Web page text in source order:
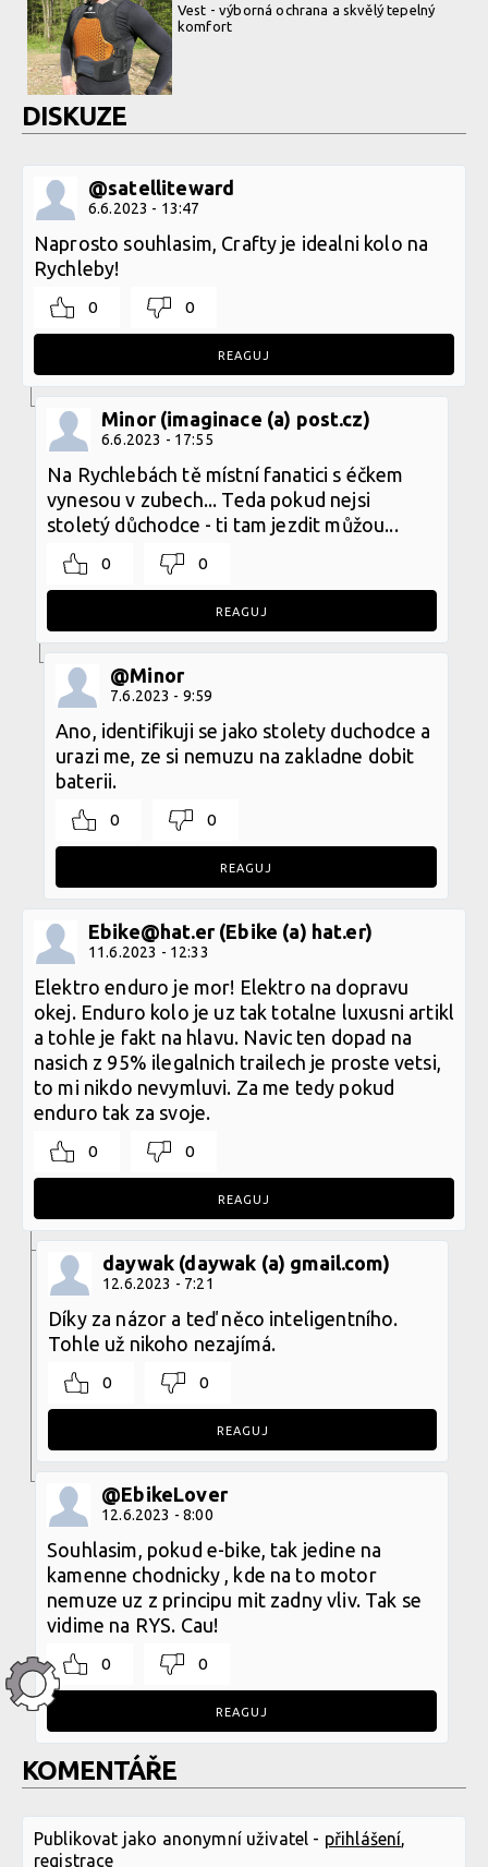
Vest - výborná ochrana a skvělý tepelný
komfort
DISKUZE
@satelliteward
6.6.2023 - 13:47
Naprosto souhlasim, Crafty je idealni kolo na
Rychleby!
0 0
REAGUJ
Minor (imaginace (a) post.cz)
6.6.2023 - 17:55
Na Rychlebách tě místní fanatici s éčkem
vynesou v zubech... Teda pokud nejsi
stoletý důchodce - ti tam jezdit můžou...
0 0
REAGUJ
@Minor
7.6.2023 - 9:59
Ano, identifikuji se jako stolety duchodce a
urazi me, ze si nemuzu na zakladne dobit
baterii.
0 0
REAGUJ
Ebike@hat.er (Ebike (a) hat.er)
11.6.2023 - 12:33
Elektro enduro je mor! Elektro na dopravu
okej. Enduro kolo je uz tak totalne luxusni artikl
a tohle je fakt na hlavu. Navic ten dopad na
nasich z 95% ilegalnich trailech je proste vetsi,
to mi nikdo nevymluvi. Za me tedy pokud
enduro tak za svoje.
0 0
REAGUJ
daywak (daywak (a) gmail.com)
12.6.2023 - 7:21
Díky za názor a teď něco inteligentního.
Tohle už nikoho nezajímá.
0 0
REAGUJ
@EbikeLover
12.6.2023 - 8:00
Souhlasim, pokud e-bike, tak jedine na
kamenne chodnicky , kde na to motor
nemuze uz z principu mit zadny vliv. Tak se
vidime na RYS. Cau!
0 0
REAGUJ
KOMENTÁŘE
Publikovat jako anonymní uživatel - přihlášení,
registrace